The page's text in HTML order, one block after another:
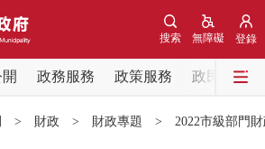
登錄
無障礙
搜索
政務服務 政策服務
政民互動
> 財政 > 財政專題 > 2022市級部門